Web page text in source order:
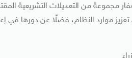
مجموعة من التعديلات التشريعية
في تعزيز موارد النظام، فضلًا عن دورها